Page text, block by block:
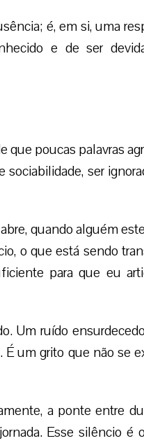
é, em si, uma
e de ser
poucas palavras
ser
quando alguém
o que está sendo
para que eu
Um ruído
um grito que não se
a ponte entre
Esse silêncio é